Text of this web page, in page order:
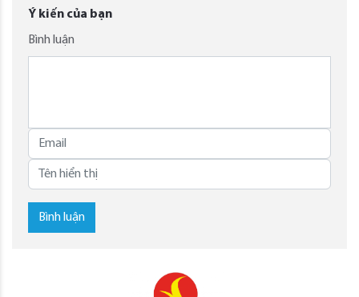
Ý kiến của bạn
Bình luận
Bình luận